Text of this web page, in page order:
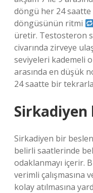
döngü her 24
döngüsünün ritmi
üretir. Testosteron
civarında zirveye
seviyeleri kademeli
arasında en düşük
24 saatte bir
Sirkadiyen
Sirkadiyen bir
belirli saatlerinde
odaklanmayı içerir.
verimli çalışmasına
kolay atılmasına